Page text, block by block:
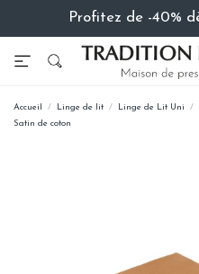
Profitez de -40%
Accueil Linge de lit Linge de Lit Uni
Satin de coton